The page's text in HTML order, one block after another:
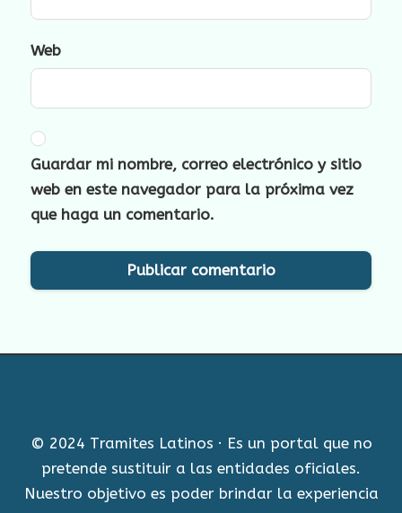
Web
Guardar mi nombre, correo electrónico y sitio
web en este navegador para la próxima vez
que haga un comentario.
© 2024 Tramites Latinos · Es un portal que no
pretende sustituir a las entidades oficiales.
Nuestro objetivo es poder brindar la experiencia